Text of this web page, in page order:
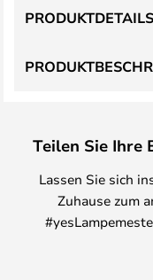
PRODUKTDETAILS
Teilen Sie Ihre
Lassen Sie sich
Zuhause zum